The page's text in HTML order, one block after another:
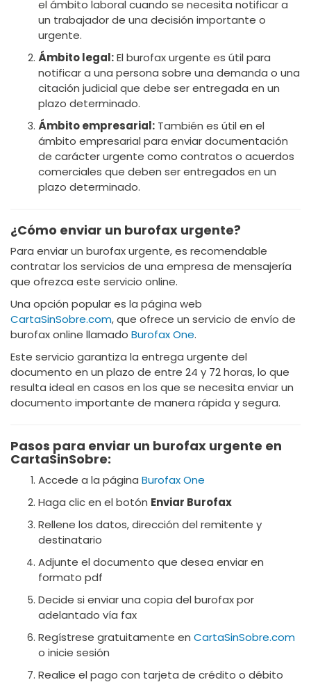
el ámbito laboral cuando se necesita notificar a
un trabajador de una decisión importante o
urgente.
Ámbito legal:El burofax urgente es útil para
notificar a una persona sobre una demanda o una
citación judicial que debe ser entregada en un
plazo determinado.
Ámbito empresarial: También es útil en el
ámbito empresarial para enviar documentación
de carácter urgente como contratos o acuerdos
comerciales que deben ser entregados en un
plazo determinado.
¿Cómo enviar un burofax urgente?
Para enviar un burofax urgente, es recomendable
contratar los servicios de una empresa de mensajería
que ofrezca este servicio online.
Una opción popular es la página web
CartaSinSobre.com, que ofrece un servicio de envío de
burofax online llamado Burofax One.
Este servicio garantiza la entrega urgente del
documento en un plazo de entre 24 y 72 horas, lo que
resulta ideal en casos en los que se necesita enviar un
documento importante de manera rápida y segura.
Pasos para enviar un burofax urgente en
CartaSinSobre:
Accede a la página Burofax One
Haga clic en el botón Enviar Burofax
Rellene los datos, dirección del remitente y
destinatario
Adjunte el documento que desea enviar en
formato pdf
Decide si enviar una copia del burofax por
adelantado vía fax
Regístrese gratuitamente en CartaSinSobre.com
o inicie sesión
Realice el pago con tarjeta de crédito o débito